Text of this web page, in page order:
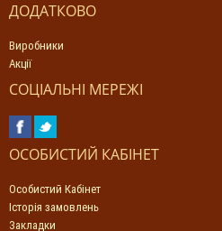
ДОДАТКОВО
Виробники
Акції
СОЦІАЛЬНІ МЕРЕЖІ
ОСОБИСТИЙ КАБІНЕТ
Особистий Кабінет
Історія замовлень
Закладки